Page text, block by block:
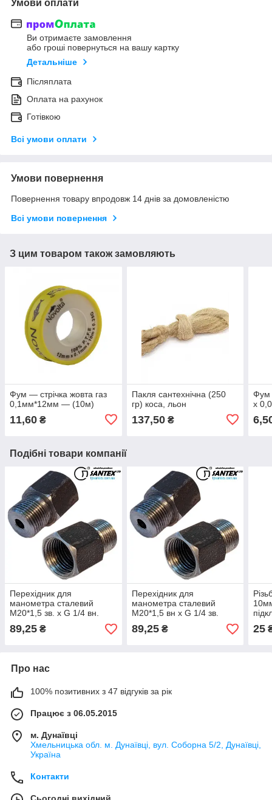
Умови оплати
Ви отримаєте замовлення
або гроші повернуться на вашу картку
Детальніше
Післяплата
Оплата на рахунок
Готівкою
Всі умови оплати
Умови повернення
Повернення товару впродовж 14 днів за домовленістю
Всі умови повернення
З цим товаром також замовляють
Фум — стрічка жовта газ
0,1мм*12мм — (10м)
11,60 ₴
Пакля сантехнічна (250
гр) коса, льон
137,50₴
Фум
х
Подібні товари компанії
Перехідник для
манометра сталевий
М20*1,5 зв. х G 1/4 вн.
89,25 ₴
Перехідник для
манометра сталевий
М20*1,5 вн х G 1/4 зв.
89,25₴
під
25
Про нас
100% позитивних з 47 відгуків за рік
Працює з 06.05.2015
м. Дунаївці
Хмельницька обл. м. Дунаївці, вул. Соборна 5/2, Дунаївці,
Україна
Контакти